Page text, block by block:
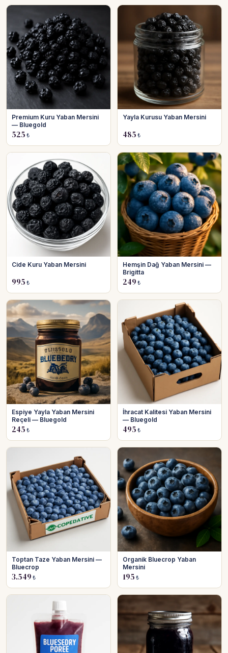
Premium Kuru Yaban Mersini
— Bluegold
525 ₺
Yayla Kurusu Yaban Mersini
485 ₺
Cide Kuru Yaban Mersini
995 ₺
Hemşin Dağ Yaban Mersini —
Brigitta
249 ₺
Espiye Yayla Yaban Mersini
Reçeli — Bluegold
245 ₺
İhracat Kalitesi Yaban Mersini
— Bluegold
495 ₺
Toptan Taze Yaban Mersini —
Bluecrop
3.549 ₺
Organik Bluecrop Yaban
Mersini
195 ₺